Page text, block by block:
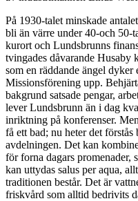
På 1930-talet minskade
bli än värre under 40-och 50-
kurort och Lundsbrunns
tvingades dåvarande Husaby
som en räddande ängel
Missionsförening upp.
bakgrund satsade pengar,
lever Lundsbrunn än i dag
inriktning på konferenser.
få ett bad; nu heter det
avdelningen. Det kan
för forna dagars promenader,
kan uttydas salus per aqua,
traditionen består. Det är
friskvård som alltid bedrivits